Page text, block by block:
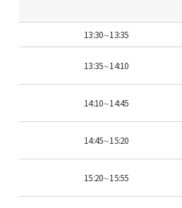
13:30∼13:35
13:35∼14:10
14:10∼14:45
14:45∼15:20
15:20∼15:55